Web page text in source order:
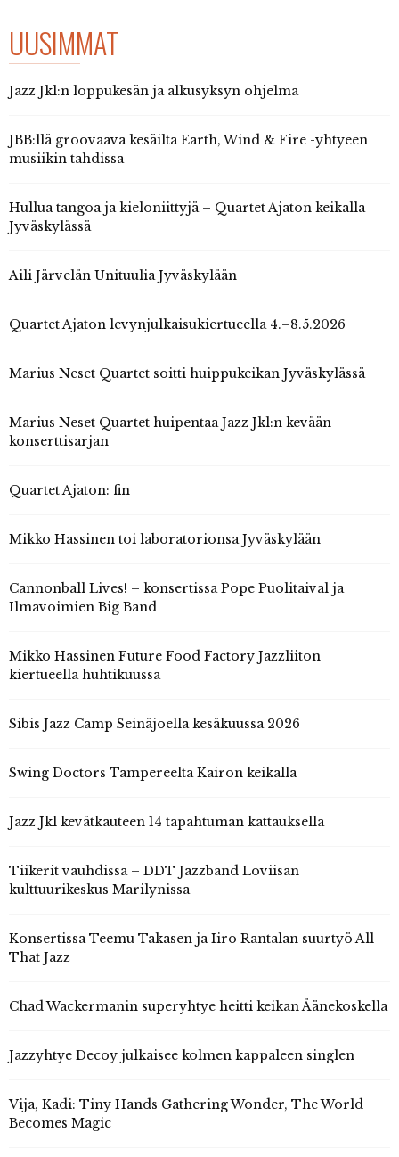
UUSIMMAT
Jazz Jkl:n loppukesän ja alkusyksyn ohjelma
JBB:llä groovaava kesäilta Earth, Wind & Fire -yhtyeen
musiikin tahdissa
Hullua tangoa ja kieloniittyjä – Quartet Ajaton keikalla
Jyväskylässä
Aili Järvelän Unituulia Jyväskylään
Quartet Ajaton levynjulkaisukiertueella 4.–8.5.2026
Marius Neset Quartet soitti huippukeikan Jyväskylässä
Marius Neset Quartet huipentaa Jazz Jkl:n kevään
konserttisarjan
Quartet Ajaton: fin
Mikko Hassinen toi laboratorionsa Jyväskylään
Cannonball Lives! – konsertissa Pope Puolitaival ja
Ilmavoimien Big Band
Mikko Hassinen Future Food Factory Jazzliiton
kiertueella huhtikuussa
Sibis Jazz Camp Seinäjoella kesäkuussa 2026
Swing Doctors Tampereelta Kairon keikalla
Jazz Jkl kevätkauteen 14 tapahtuman kattauksella
Tiikerit vauhdissa – DDT Jazzband Loviisan
kulttuurikeskus Marilynissa
Konsertissa Teemu Takasen ja Iiro Rantalan suurtyö All
That Jazz
Chad Wackermanin superyhtye heitti keikan Äänekoskella
Jazzyhtye Decoy julkaisee kolmen kappaleen singlen
Vija, Kadi: Tiny Hands Gathering Wonder, The World
Becomes Magic